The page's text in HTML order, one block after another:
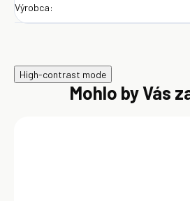
Výrobca:
High-contrast mode
Mohlo by Vás